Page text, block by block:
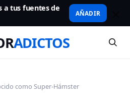
a tus fuentes de
AÑADIR
ADICTOS
como Super-Hámster